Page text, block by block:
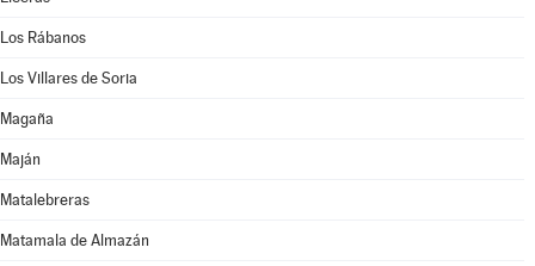
Los Rábanos
Los Villares de Soria
Magaña
Maján
Matalebreras
Matamala de Almazán